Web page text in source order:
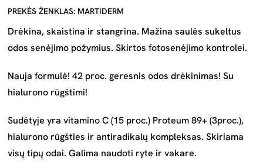
PREKĖS ŽENKLAS: MARTIDERM
Drėkina, skaistina ir stangrina. Mažina saulės sukeltus
odos senėjimo požymius. Skirtos fotosenėjimo kontrolei.
Nauja formulė! 42 proc. geresnis odos drėkinimas! Su
hialurono rūgštimi!
Sudėtyje yra vitamino C (15 proc.) Proteum 89+ (3proc.),
hialurono rūgšties ir antiradikalų kompleksas. Skiriama
visų tipų odai. Galima naudoti ryte ir vakare.